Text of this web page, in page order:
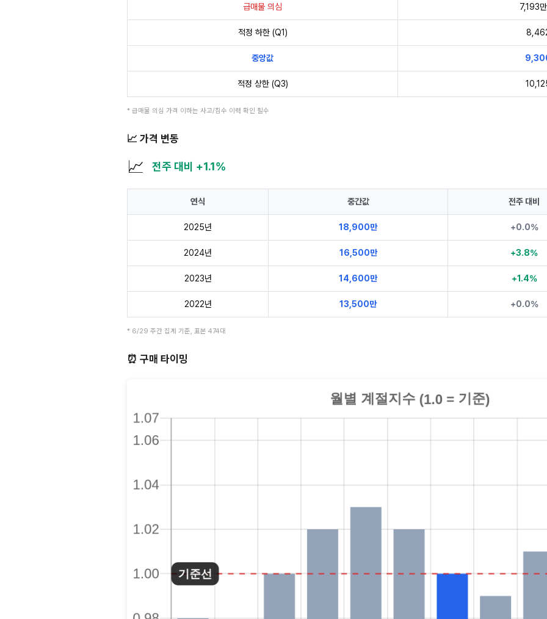
급매물 의심 7,193
적정 하한 (Q1)
중앙값
적정 상한 (Q3)
* 급매물 의심 가격 이하는 사고/침수 이력 확인 필수
📈 가격 변동
📈 전주 대비 +1.1%
연식 중간값 전주 대비
2025년 18,900만 +0.0%
2024년 16,500만 +3.8%
2023년 14,600만 +1.4%
2022년 13,500만 +0.0%
* 6/29 주간 집계 기준, 표본 474대
⏰ 구매 타이밍